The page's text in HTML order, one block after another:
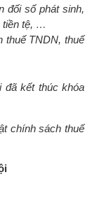
đối số phát sinh,
tiền tệ, …
thuế TNDN, thuế
kết thúc khóa
chính sách thuế